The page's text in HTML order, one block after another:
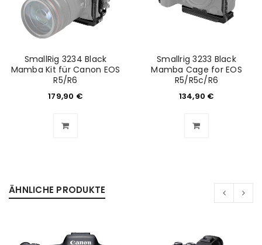
us
Ich stimme zu
Ja, ich möchte ein Kundenkonto eröffnen und
akzeptiere die
*
SmallRig 3234 Black
Mamba Kit für Canon EOS
R5/R6
179,90 €
Smallrig 3233 Black
Mamba Cage for EOS
R5/R5c/R6
134,90 €
ÄHNLICHE PRODUKTE